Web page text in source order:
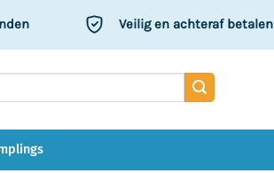
Veiligen achteraf betalen